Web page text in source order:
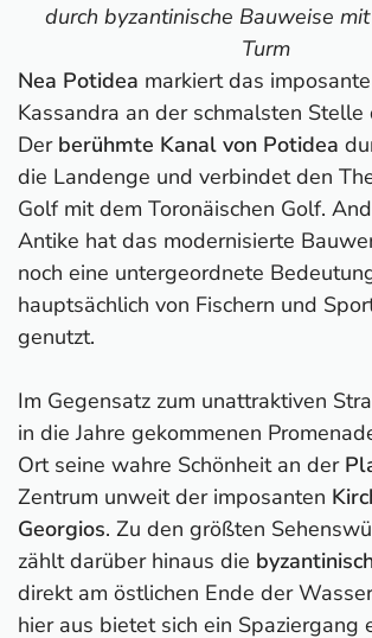
durch byzantinische Bauweise
Turm
Nea Potidea markiert das
Kassandra an der schmalsten
Der berühmte Kanal von Potidea
die Landenge und verbindet den
Golf mit dem Toronäischen Golf.
Antike hat das modernisierte
noch eine untergeordnete
hauptsächlich von Fischern und
genutzt.
Im Gegensatz zum unattraktiven
in die Jahre gekommenen
Ort seine wahre Schönheit an der
Zentrum unweit der imposanten
Georgios. Zu den größten
zählt darüber hinaus die
direkt am östlichen Ende der
hier aus bietet sich ein Spaziergang